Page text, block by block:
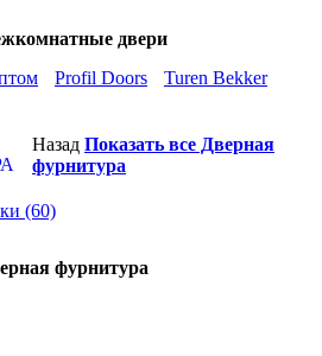
двери
Profil Doors
Turen Bekker
Назад Показать все Дверная
фурнитура
(60)
фурнитура